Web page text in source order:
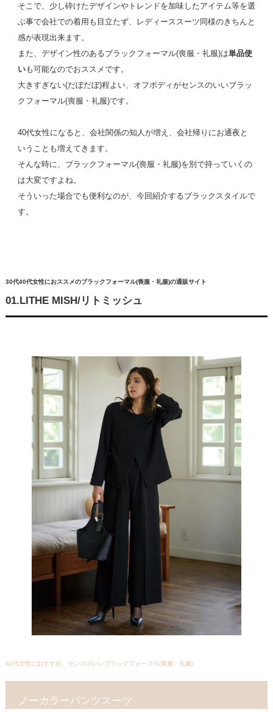
そこで、少し砕けたデザインやトレンドを加味したアイテム等を選
ぶ事で会社での着用も目立たず、レディーススーツ同様のきちんと
感が表現出来ます。
また、デザイン性のあるブラックフォーマル(喪服・礼服)は単品使
いも可能なのでおススメです。
大きすぎない(だぼだぼ)程よい、オフボディがセンスのいいブラッ
クフォーマル(喪服・礼服)です。
40代女性になると、会社関係の知人が増え、会社帰りにお通夜と
いうことも増えてきます。
そんな時に、ブラックフォーマル(喪服・礼服)を別で持っていくの
は大変ですよね。
そういった場合でも便利なのが、今回紹介するブラックスタイルで
す。
30代40代女性におススメのブラックフォーマル(喪服・礼服)の通販サイト
01.LITHE MISH/リトミッシュ
40代女性におすすめ、センスのいいブラックフォーマル(喪服・礼服)
ノーカラーパンツスーツ